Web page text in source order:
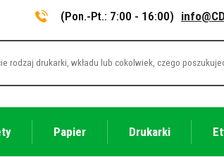
(Pon.-Pt.: 7:00 - 16:00)
Papier Drukarki